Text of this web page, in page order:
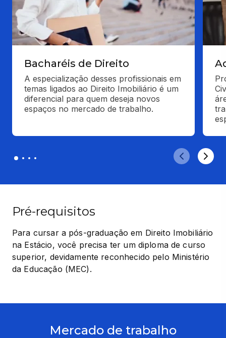
Bacharéis de Direito
A especialização desses profissionais em
temas ligados ao Direito Imobiliário é um
diferencial para quem deseja novos
espaços no mercado de trabalho.
Pré-requisitos
Para cursar a pós-graduação em Direito Imobiliário
na Estácio, você precisa ter um diploma de curso
superior, devidamente reconhecido pelo Ministério
da Educação (MEC).
Mercado de trabalho